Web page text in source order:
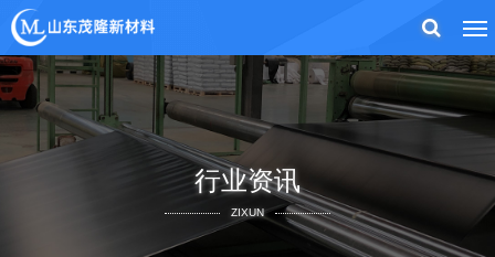
行业资讯
ZIXUN